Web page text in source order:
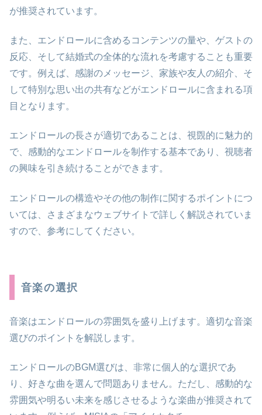
が推奨されています。
また、エンドロールに含めるコンテンツの量や、ゲストの
反応、そして結婚式の全体的な流れを考慮することも重要
です。例えば、感謝のメッセージ、家族や友人の紹介、そ
して特別な思い出の共有などがエンドロールに含まれる項
目となります。
エンドロールの長さが適切であることは、視覴的に魅力的
で、感動的なエンドロールを制作する基本であり、視聴者
の興味を引き続けることができます。
エンドロールの構造やその他の制作に関するポイントにつ
いては、さまざまなウェブサイトで詳しく解説されていま
すので、参考にしてください。
音楽の選択
音楽はエンドロールの雰囲気を盛り上げます。適切な音楽
選びのポイントを解説します。
エンドロールのBGM選びは、非常に個人的な選択であ
り、好きな曲を選んで問題ありません。ただし、感動的な
雰囲気や明るい未来を感じさせるような楽曲が推奨されて